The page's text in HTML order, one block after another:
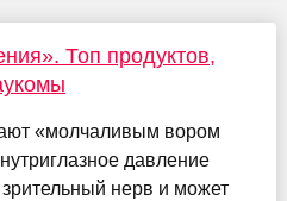
Топ продуктов,
«молчаливым вором
давление
нерв и может